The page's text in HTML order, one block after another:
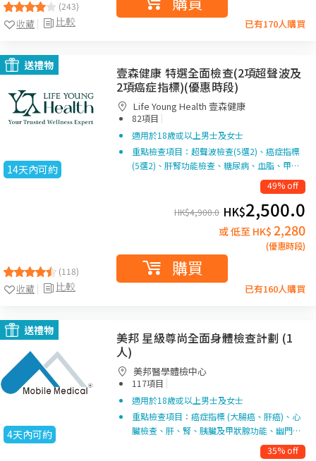
(243)
比較
收藏 已有170人購買
送禮物
14天內可約
(118)
比較
收藏
壹森健康 特選全面檢查(2項超聲波及
2項癌症指標)(優惠時段)
Life Young Health 壹森健康
82項目 |
適用於18歲或以上男士及女士
重點檢查項目：超聲波檢查(5選2)、癌症指標
(5選2)、肝腎功能檢查、糖尿病、血脂、甲…
49% off
HK$4,900.0 HK$2,500.0
或 低至 HK$ 2,280
(優惠時段)
購買
已有160人購買
送禮物
4天內可約
美邦 星級尊尚全面身體檢查計劃 (1
人)
美邦醫學體檢中心
117項目 |
適用於18歲或以上男士及女士
重點檢查項目：癌症指標 (大腸癌、肝癌)、心
臟檢查、肝、腎、胰臟及甲狀腺功能、幽門…
35% off